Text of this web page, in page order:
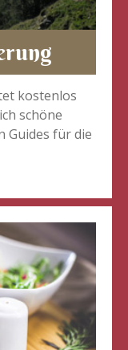
kostenlos
schöne
Guides für die